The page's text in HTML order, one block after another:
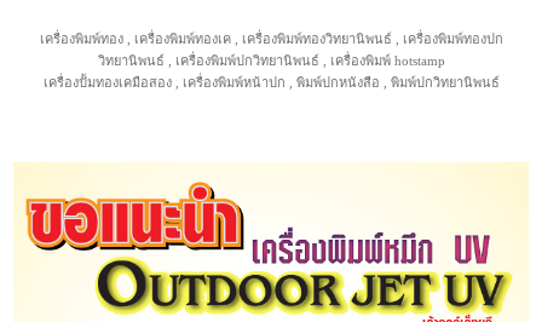
เครื่องพิมพ์ทอง , เครื่องพิมพ์ทองเค , เครื่องพิมพ์ทองวิทยานิพนธ์ , เครื่องพิมพ์ทองปก
วิทยานิพนธ์ , เครื่องพิมพ์ปกวิทยานิพนธ์ , เครื่องพิมพ์ hotstamp
เครื่องปั้มทองเคมือสอง , เครื่องพิมพ์หน้าปก , พิมพ์ปกหนังสือ , พิมพ์ปกวิทยานิพนธ์